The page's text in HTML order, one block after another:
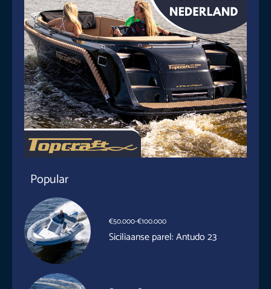
Popular
€50.000-€100.000
Siciliaanse parel: Antudo 23